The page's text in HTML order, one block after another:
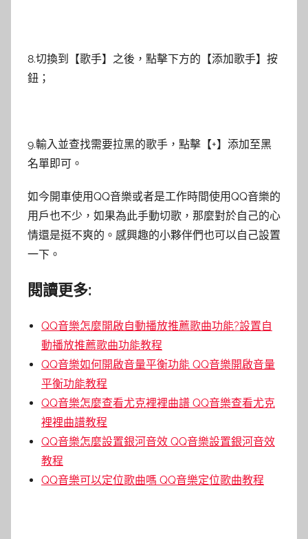
8.切換到【歌手】之後，點擊下方的【添加歌手】按
鈕；
9.輸入並查找需要拉黑的歌手，點擊【+】添加至黑
名單即可。
如今開車使用QQ音樂或者是工作時間使用QQ音樂的
用戶也不少，如果為此手動切歌，那麼對於自己的心
情還是挺不爽的。感興趣的小夥伴們也可以自己設置
一下。
閱讀更多:
QQ音樂怎麼開啟自動播放推薦歌曲功能?設置自
動播放推薦歌曲功能教程
QQ音樂如何開啟音量平衡功能 QQ音樂開啟音量
平衡功能教程
QQ音樂怎麼查看尤克裡裡曲譜 QQ音樂查看尤克
裡裡曲譜教程
QQ音樂怎麼設置銀河音效 QQ音樂設置銀河音效
教程
QQ音樂可以定位歌曲嗎 QQ音樂定位歌曲教程